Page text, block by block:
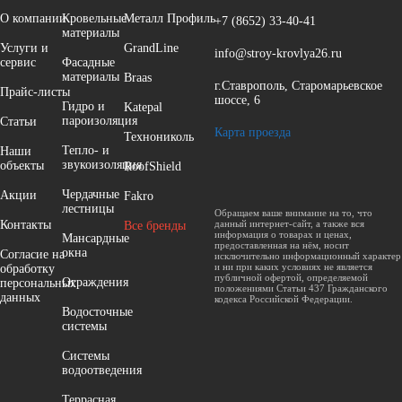
О компании
Услуги и
сервис
Прайс-листы
Cтатьи
Наши
объекты
Акции
Контакты
Согласие на
обработку
персональных
данных
Кровельные
материалы
Фасадные
материалы
Гидро и
пароизоляция
Тепло- и
звукоизоляция
Чердачные
лестницы
Мансардные
окна
Ограждения
Водосточные
системы
Системы
водоотведения
Металл Профиль
GrandLine
Braas
Katepal
Технониколь
RoofShield
Fakro
Все бренды
+7 (8652) 33-40-41
info@stroy-krovlya26.ru
г.Ставрополь, Старомарьевское
шоссе, 6
Карта проезда
Обращаем ваше внимание на то, что
данный интернет-сайт, а также вся
информация о товарах и ценах,
предоставленная на нём, носит
исключительно информационный характер
и ни при каких условиях не является
публичной офертой, определяемой
положениями Статьи 437 Гражданского
кодекса Российской Федерации.